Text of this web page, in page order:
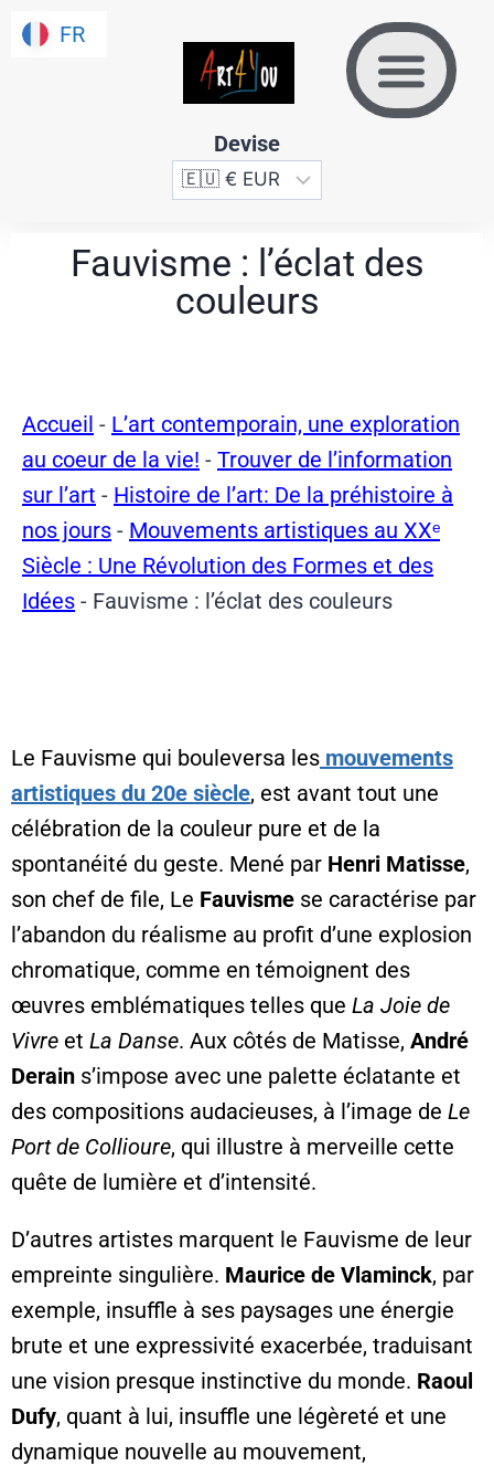
Devise
Fauvisme : l’éclat des
couleurs
Accueil - L’art contemporain, une exploration
au coeur de la vie! - Trouver de l’information
sur l’art - Histoire de l’art: De la préhistoire à
nos jours - Mouvements artistiques au XXᵉ
Siècle : Une Révolution des Formes et des
Idées - Fauvisme : l’éclat des couleurs
Le Fauvisme qui bouleversa les mouvements
artistiques du 20e siècle, est avant tout une
célébration de la couleur pure et de la
spontanéité du geste. Mené par Henri Matisse,
son chef de file, Le Fauvisme se caractérise par
l’abandon du réalisme au profit d’une explosion
chromatique, comme en témoignent des
œuvres emblématiques telles que La Joie de
Vivre et La Danse. Aux côtés de Matisse, André
Derain s’impose avec une palette éclatante et
des compositions audacieuses, à l’image de Le
Port de Collioure, qui illustre à merveille cette
quête de lumière et d’intensité.
D’autres artistes marquent le Fauvisme de leur
empreinte singulière. Maurice de Vlaminck, par
exemple, insuffle à ses paysages une énergie
brute et une expressivité exacerbée, traduisant
une vision presque instinctive du monde. Raoul
Dufy, quant à lui, insuffle une légèreté et une
dynamique nouvelle au mouvement,
FR
FR